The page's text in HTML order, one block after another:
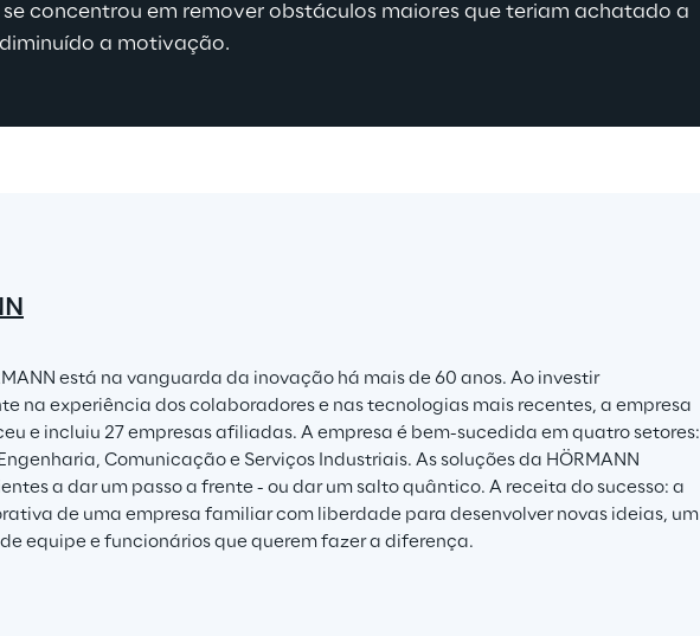
se concentrou em remover obstáculos maiores que teriam achatado a
a motivação.
está na vanguarda da inovação há mais de 60 anos. Ao investir
na experiência dos colaboradores e nas tecnologias mais recentes, a empresa
e incluiu 27 empresas afiliadas. A empresa é bem-sucedida em quatro setores:
Comunicação e Serviços Industriais. As soluções da HÖRMANN
a dar um passo a frente - ou dar um salto quântico. A receita do sucesso: a
de uma empresa familiar com liberdade para desenvolver novas ideias, um
equipe e funcionários que querem fazer a diferença.